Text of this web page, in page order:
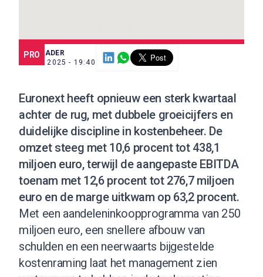
PRO
SCE TRADER
6 NOV. 2025 - 19:40
Euronext heeft opnieuw een sterk kwartaal
achter de rug, met dubbele groeicijfers en
duidelijke discipline in kostenbeheer. De
omzet steeg met 10,6 procent tot 438,1
miljoen euro, terwijl de aangepaste EBITDA
toenam met 12,6 procent tot 276,7 miljoen
euro en de marge uitkwam op 63,2 procent.
Met een aandeleninkoopprogramma van 250
miljoen euro, een snellere afbouw van
schulden en een neerwaarts bijgestelde
kostenraming laat het management zien